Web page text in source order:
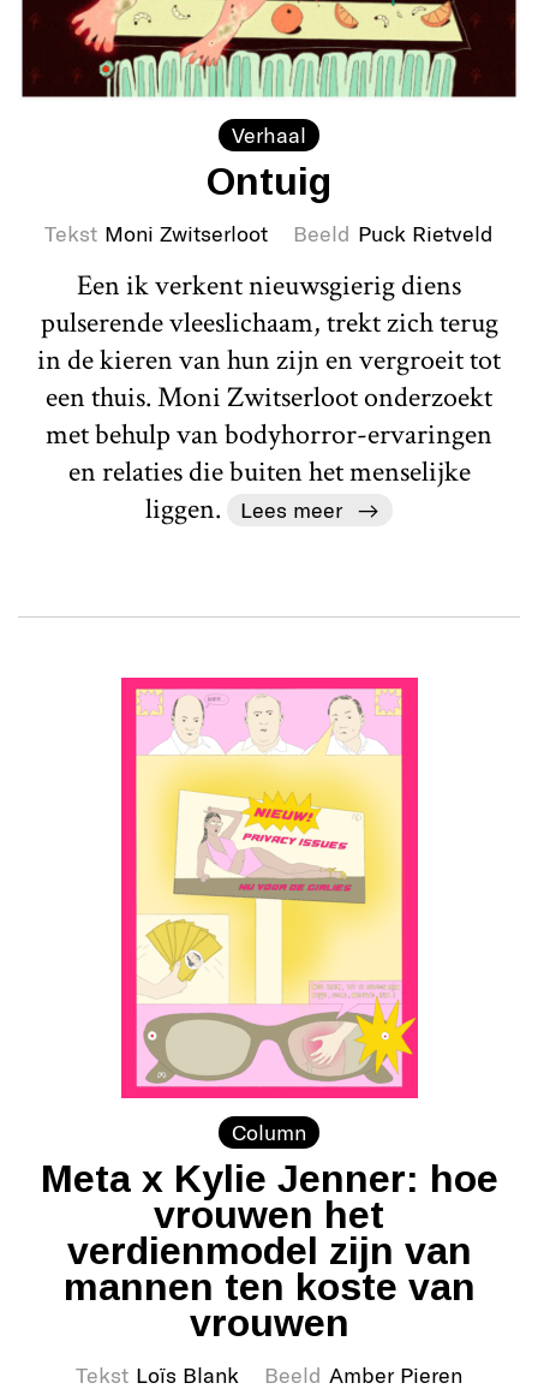
Verhaal
Ontuig
Tekst Moni Zwitserloot Beeld Puck Rietveld
Een ik verkent nieuwsgierig diens
pulserende vleeslichaam, trekt zich terug
in de kieren van hun zijn en vergroeit tot
een thuis. Moni Zwitserloot onderzoekt
met behulp van bodyhorror-ervaringen
en relaties die buiten het menselijke
liggen.
Lees meer
Column
Meta x Kylie Jenner: hoe
vrouwen het
verdienmodel zijn van
mannen ten koste van
vrouwen
Tekst Loïs Blank Beeld Amber Pieren